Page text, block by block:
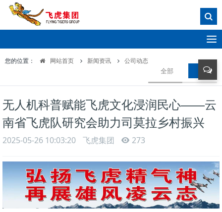
T
o
g
g
l
n
a
t
i
o
n
您的位置： 网站首页 新闻资讯 公司动态
全部 公司动
无人机科普赋能飞虎文化浸润民心——云
南省飞虎队研究会助力司莫拉乡村振兴
2025-05-26 10:03:20 飞虎集团 273